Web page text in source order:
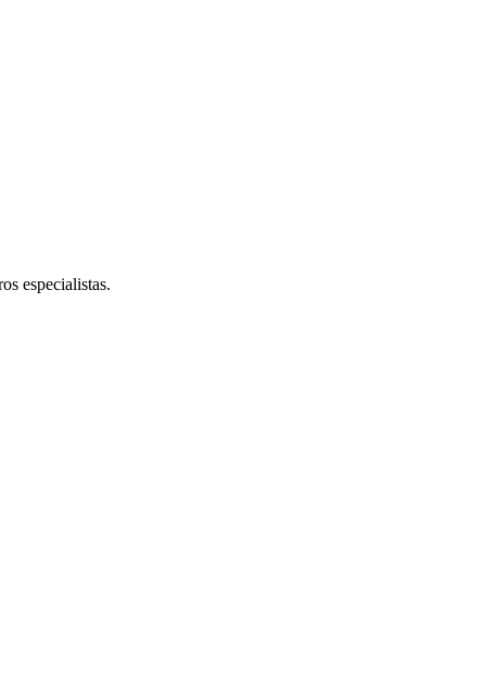
especialistas.